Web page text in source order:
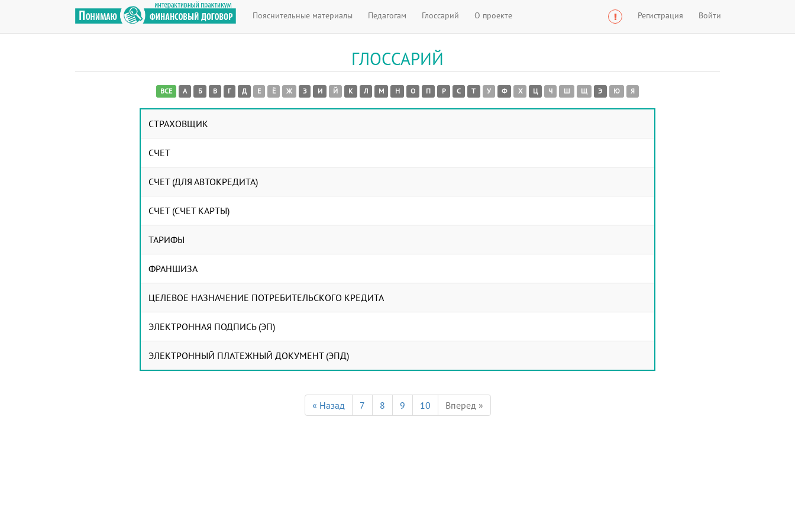
Пояснительные материалы Педагогам Глоссарий О проекте Регистрация Войти
ГЛОССАРИЙ
ВСЕ А Б В Г Д Е Ё Ж З И Й К Л М Н О П Р С Т У Ф Х Ц Ч Ш Щ Э Ю Я
СТРАХОВЩИК
СЧЕТ
СЧЕТ (ДЛЯ АВТОКРЕДИТА)
СЧЕТ (СЧЕТ КАРТЫ)
ТАРИФЫ
ФРАНШИЗА
ЦЕЛЕВОЕ НАЗНАЧЕНИЕ ПОТРЕБИТЕЛЬСКОГО КРЕДИТА
ЭЛЕКТРОННАЯ ПОДПИСЬ (ЭП)
ЭЛЕКТРОННЫЙ ПЛАТЕЖНЫЙ ДОКУМЕНТ (ЭПД)
« Назад 7 8 9 10 Вперед »